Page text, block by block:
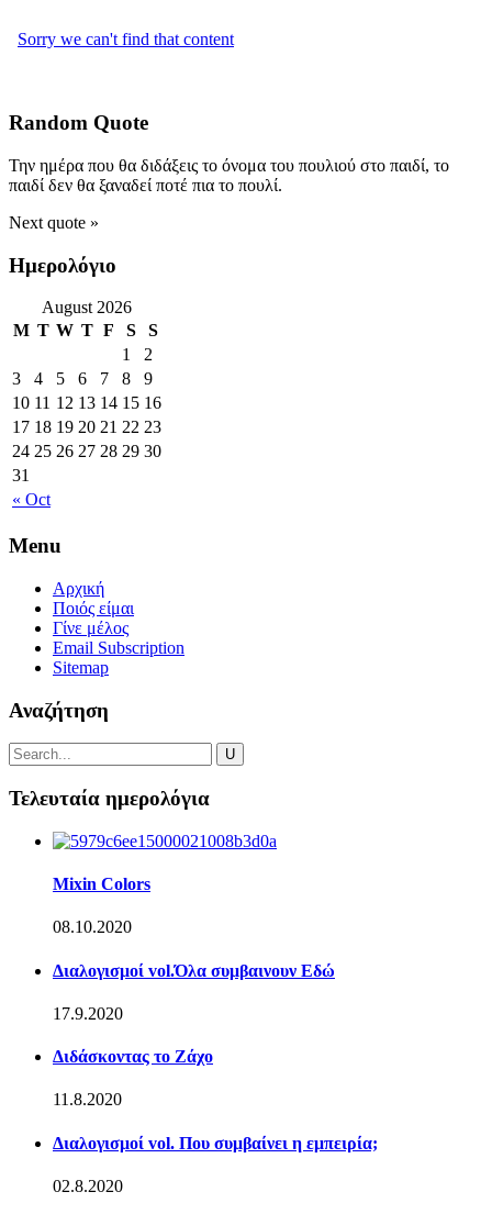
Random Quote
Την ημέρα που θα διδάξεις το όνομα του πουλιού στο παιδί, το
παιδί δεν θα ξαναδεί ποτέ πια το πουλί.
Next quote »
Ημερολόγιο
August 2026
M T W T F S S
« Oct
1
2
3
4 5 6 7 8
9
10 11 12 13 14 15 16
17 18 19 20 21 22 23
24 25 26 27 28 29 30
31
Menu
Αρχική
Ποιός είμαι
Γίνε μέλος
Email Subscription
Sitemap
Αναζήτηση
Τελευταία ημερολόγια
Mixin Colors
08.10.2020
Διαλογισμοί vol.Όλα συμβαινουν Εδώ
17.9.2020
Διδάσκοντας το Ζάχο
11.8.2020
Διαλογισμοί vol. Που συμβαίνει η εμπειρία;
02.8.2020